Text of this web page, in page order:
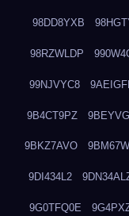
98DD8YXB
98RZWLDP
99NJVYC8
9B4CT9PZ
9BKZ7AVO
9DI434L2
9G0TFQ0E